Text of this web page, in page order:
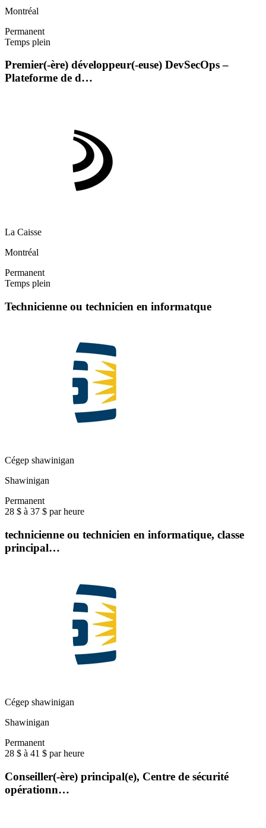
Montréal
Permanent
Temps plein
Premier(-ère) développeur(-euse) DevSecOps –
Plateforme de d…
La Caisse
Montréal
Permanent
Temps plein
Technicienne ou technicien en informatque
Cégep shawinigan
Shawinigan
Permanent
28 $ à 37 $ par heure
technicienne ou technicien en informatique, classe
principal…
Cégep shawinigan
Shawinigan
Permanent
28 $ à 41 $ par heure
Conseiller(-ère) principal(e), Centre de sécurité
opérationn…